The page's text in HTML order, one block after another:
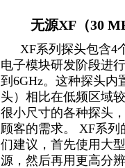
无源XF（30
XF系列探头包含4
电子模块研发阶段进
到6GHz。这种探头内
头）相比在低频区域
很小尺寸的各种探头
顾客的需求。 XF系
们建议，首先使用大
源，然后再用更高分